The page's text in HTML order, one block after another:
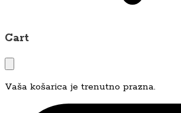
Cart
Vaša košarica je trenutno prazna.